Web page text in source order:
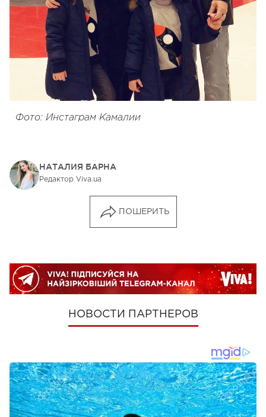
Фото: Инстаграм Камалии
НАТАЛИЯ БАРНА
Редактор Viva.ua
ПОШЕРИТЬ
НОВОСТИ ПАРТНЕРОВ